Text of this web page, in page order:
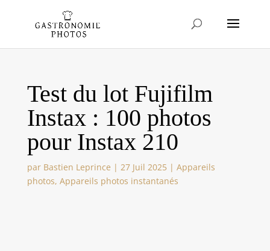
Test du lot Fujifilm
Instax : 100 photos
pour Instax 210
par Bastien Leprince | 27 Juil 2025| Appareils
photos, Appareils photos instantanés